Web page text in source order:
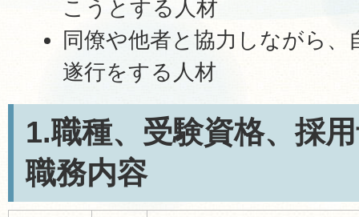
こうとする人材
同僚や他者と協力しながら、
遂行をする人材
1.職種、受験資格、採
職務内容